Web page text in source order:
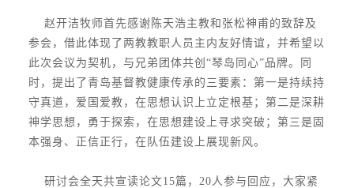
赵开洁牧师首先感谢陈天浩主教和张松神甫的致辞及
参会，借此体现了两教教职人员主内友好情谊，并希望以
此次会议为契机，与兄弟团体共创“琴岛同心”品牌。同
时，提出了青岛基督教健康传承的三要素：第一是持续持
守真道，爱国爱教，在思想认识上立定根基；第二是深耕
神学思想，勇于探索，在思想建设上寻求突破；第三是固
本强身、正信正行，在队伍建设上展现新风。
研讨会全天共宣读论文15篇，20人参与回应，大家紧